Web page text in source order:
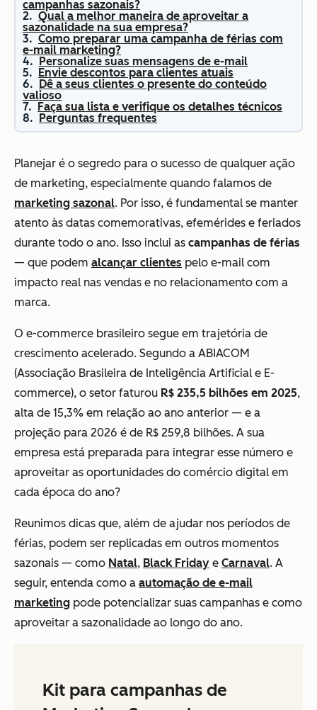
campanhas sazonais?
Qual a melhor maneira de aproveitar a
sazonalidade na sua empresa?
Como preparar uma campanha de férias com
e-mail marketing?
Personalize suas mensagens de e-mail
Envie descontos para clientes atuais
Dê a seus clientes o presente do conteúdo
valioso
Faça sua lista e verifique os detalhes técnicos
Perguntas frequentes
Planejar é o segredo para o sucesso de qualquer ação
de marketing, especialmente quando falamos de
marketing sazonal. Por isso, é fundamental se manter
atento às datas comemorativas, efemérides e feriados
durante todo o ano. Isso inclui as campanhas de férias
— que podem alcançar clientes pelo e-mail com
impacto real nas vendas e no relacionamento com a
marca.
O e-commerce brasileiro segue em trajetória de
crescimento acelerado. Segundo a ABIACOM
(Associação Brasileira de Inteligência Artificial e E-
commerce), o setor faturou R$ 235,5 bilhões em 2025,
alta de 15,3% em relação ao ano anterior — e a
projeção para 2026 é de R$ 259,8 bilhões. A sua
empresa está preparada para integrar esse número e
aproveitar as oportunidades do comércio digital em
cada época do ano?
Reunimos dicas que, além de ajudar nos períodos de
férias, podem ser replicadas em outros momentos
sazonais — como Natal, Black Friday e Carnaval. A
seguir, entenda como a automação de e-mail
marketing pode potencializar suas campanhas e como
aproveitar a sazonalidade ao longo do ano.
Kit para campanhas de